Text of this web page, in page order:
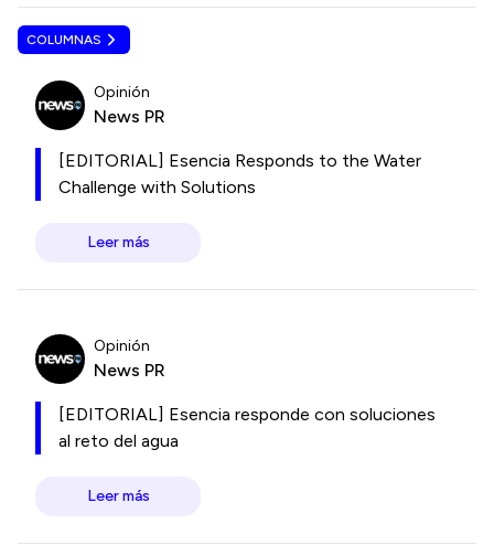
COLUMNAS
Opinión
News PR
[EDITORIAL] Esencia Responds to the Water
Challenge with Solutions
Leer más
Opinión
News PR
[EDITORIAL] Esencia responde con soluciones
al reto del agua
Leer más